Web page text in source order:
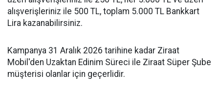
alışverişleriniz ile 500 TL, toplam 5.000 TL Bankkart
Lira kazanabilirsiniz.
Kampanya 31 Aralık 2026 tarihine kadar Ziraat
Mobil'den Uzaktan Edinim Süreci ile Ziraat Süper Şube
müşterisi olanlar için geçerlidir.